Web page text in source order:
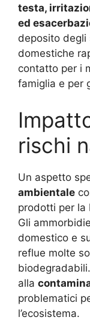
testa,
ed
deposito degli
domestiche
contatto per i
famiglia e per
rischi
Un aspetto
ambientale
prodotti per la
Gli
domestico e
reflue molte
alla
problematici
l’ecosistema.